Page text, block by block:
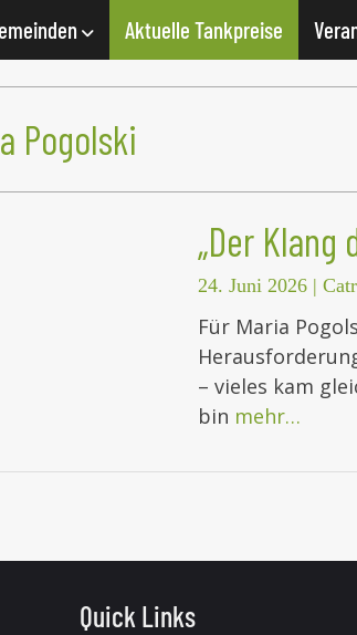
Aktuelle Tankpreise
Pogolski
„Der
24. Juni 2026 |
Für Maria
– vieles kam
bin mehr…
Quick Links